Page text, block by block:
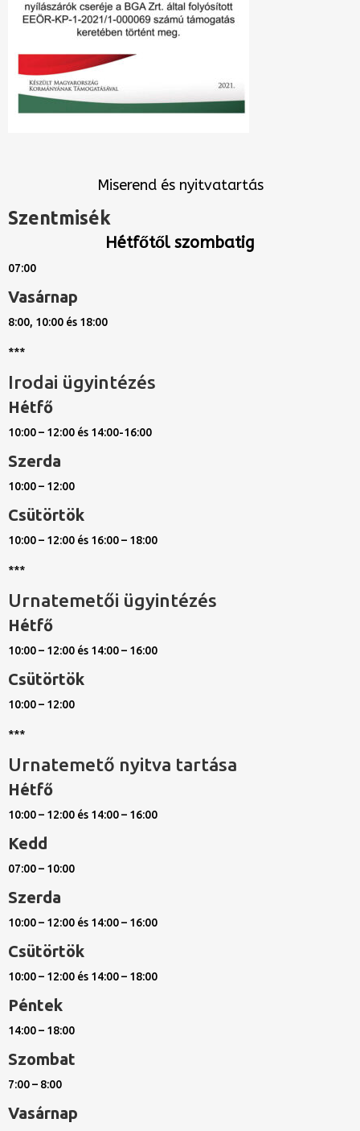
Miserend és nyitvatartás
Szentmisék
Hétfőtől szombatig
07:00
Vasárnap
8:00, 10:00 és 18:00
***
Irodai ügyintézés
Hétfő
10:00 – 12:00 és 14:00-16:00
Szerda
10:00 – 12:00
Csütörtök
10:00 – 12:00 és 16:00 – 18:00
***
Urnatemetői ügyintézés
Hétfő
10:00 – 12:00 és 14:00 – 16:00
Csütörtök
10:00 – 12:00
***
Urnatemető nyitva tartása
Hétfő
10:00 – 12:00 és 14:00 – 16:00
Kedd
07:00 – 10:00
Szerda
10:00 – 12:00 és 14:00 – 16:00
Csütörtök
10:00 – 12:00 és 14:00 – 18:00
Péntek
14:00 – 18:00
Szombat
7:00 – 8:00
Vasárnap